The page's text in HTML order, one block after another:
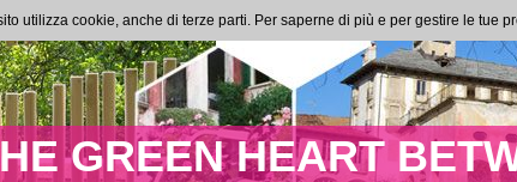
GREEN HEART
utilizza cookie, anche di terze parti. Per saperne di più e per gestire le tue